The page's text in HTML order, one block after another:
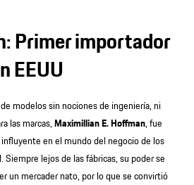
Primer importador
EEUU
modelos sin nociones de ingeniería, ni
las marcas,Maximillian E. Hoffman, fue
en el mundo del negocio de los
lejos de las fábricas, su poder se
un mercader nato, por lo que se convirtió